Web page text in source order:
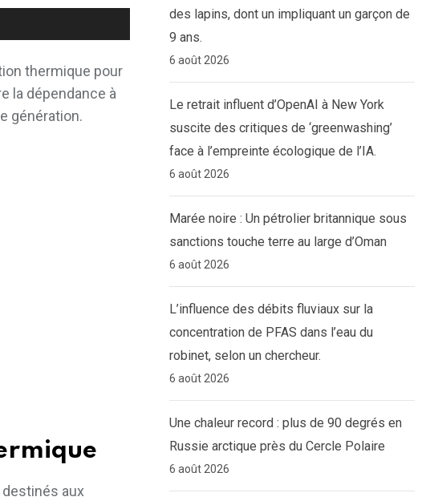
thermique pour
la dépendance à
génération.
destinés aux
des lapins, dont un impliquant un garçon de
9 ans.
6 août 2026
Le retrait influent d’OpenAI à New York
suscite des critiques de ‘greenwashing’
face à l’empreinte écologique de l’IA.
6 août 2026
Marée noire : Un pétrolier britannique sous
sanctions touche terre au large d’Oman
6 août 2026
L’influence des débits fluviaux sur la
concentration de PFAS dans l’eau du
robinet, selon un chercheur.
6 août 2026
Une chaleur record : plus de 90 degrés en
Russie arctique près du Cercle Polaire
6 août 2026